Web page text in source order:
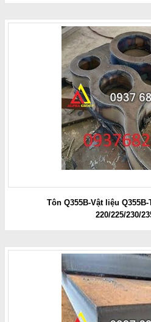
Tôn Q355B-Vật liệu
220/225/230/